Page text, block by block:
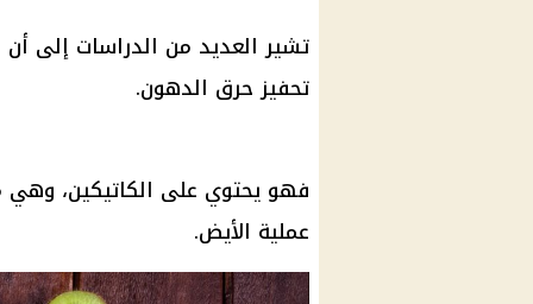
تشير العديد من الدراسات إلى
تحفيز حرق الدهون.
فهو يحتوي على الكاتيكين، وهي
عملية الأيض.